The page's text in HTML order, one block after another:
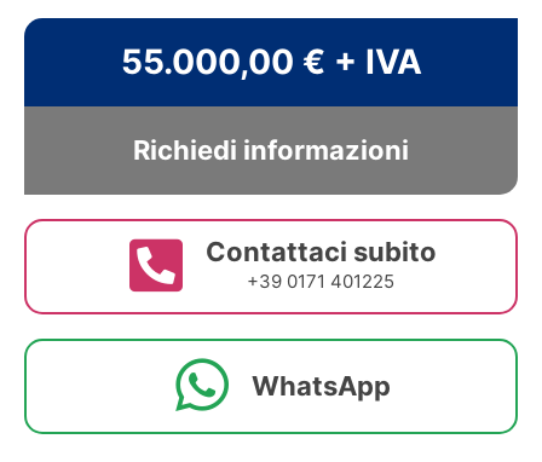
55.000,00 € + IVA
Richiedi informazioni
Contattaci subito
+39 0171 401225
WhatsApp